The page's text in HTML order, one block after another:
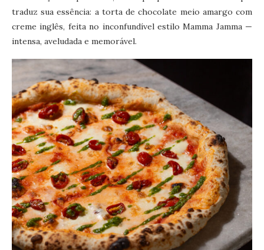
traduz sua essência: a torta de chocolate meio amargo com
creme inglês, feita no inconfundível estilo Mamma Jamma —
intensa, aveludada e memorável.